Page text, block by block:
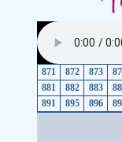
871 872 873
881
882 883
891
895 896